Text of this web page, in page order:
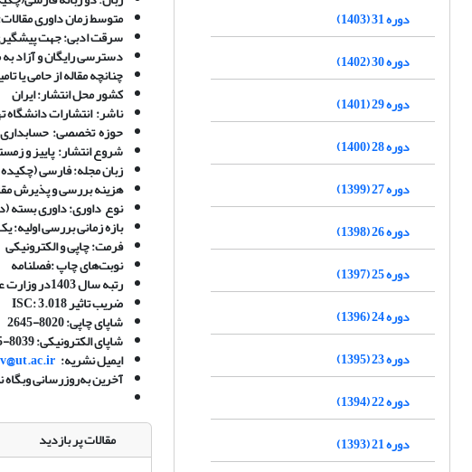
دوره 31 (1403)
دوره 30 (1402)
دوره 29 (1401)
دوره 28 (1400)
دوره 27 (1399)
دوره 26 (1398)
دوره 25 (1397)
دوره 24 (1396)
دوره 23 (1395)
دوره 22 (1394)
دوره 21 (1393)
متوسط زمان داوری
سرقت ادبی:جهت
دسترسی رایگان و آزاد به
چنانچه مقاله از حامی یا
کشور محل انتشار:ایران
ناشر:انتشارات دانشگاه
حوزهتخصصی:حسابداری
شروع انتشار:پاییز و
زبان مجله:فارسی
هزینه بررسی و پذیرش
نوعداوری:داوری بسته
بازه زمانی بررسی اولیه:
فرمت:چاپی و الکترونیکی
نوبت‌های چاپ:فصلنامه
رتبه سال 1403در وزارت علوم
ضریب تاثیر :3.018
شاپای چاپی: 8020-2645
شاپای الکترونیکی: 8039-2645
ایمیل نشریه: E-mail:
آخرین به‌روز‌رسانی وبگاه نشریه: 1
مقالات پر بازدید